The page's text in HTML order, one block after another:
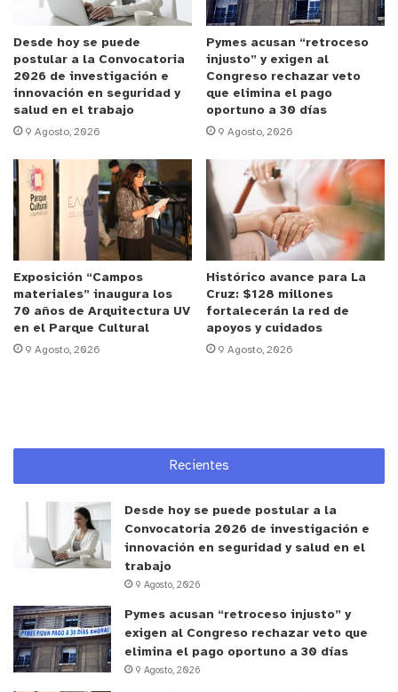
De esta manera, tras meses de trabajo, los
efectivos policiales recopilaron diversos medios de
prueba que les permitieron llegar hasta domicilios
ubicados en Cartagena, Casablanca, Valparaíso y
Villa Alemana, inmuebles desde los que incautaron
una escopeta, munición y cerca de un kilo de
clorhidrato de cocaína.
Por instrucción del Ministerio Público, los
aprehendidos quedaron a disposición de la justicia,
mientras la PDI continúa trabajando para
determinar la participación de más involucrados
en este hecho.
Desde hoy se puede
postular a la Convocatoria
2026 de investigación e
innovación en seguridad y
salud en el trabajo
9 Agosto, 2026
Pymes acusan “retroceso
injusto” y exigen al
Congreso rechazar veto
que elimina el pago
oportuno a 30 días
9 Agosto, 2026
Exposición “Campos
materiales” inaugura los
70 años de Arquitectura UV
en el Parque Cultural
9 Agosto, 2026
Histórico avance para La
Cruz: $128 millones
fortalecerán la red de
apoyos y cuidados
9 Agosto, 2026
Recientes
Desde hoy se puede postular a la
Convocatoria 2026 de investigación e
innovación en seguridad y salud en el
trabajo
9 Agosto, 2026
Pymes acusan “retroceso injusto” y
exigen al Congreso rechazar veto que
elimina el pago oportuno a 30 días
9 Agosto, 2026